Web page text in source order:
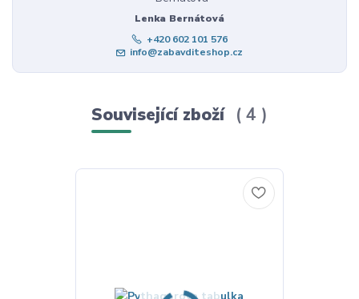
Lenka Bernátová
+420 602 101 576
info@zabavditeshop.cz
Související zboží 4